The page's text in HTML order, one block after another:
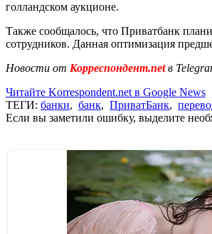
голландском аукционе.
Также сообщалось, что Приватбанк
сотрудников. Данная оптимизация
Новости от Корреспондент.netв
Читайте Korrespondent.net в Google News
ТЕГИ: банки, банк, ПриватБанк,
Если вы заметили ошибку, выделите